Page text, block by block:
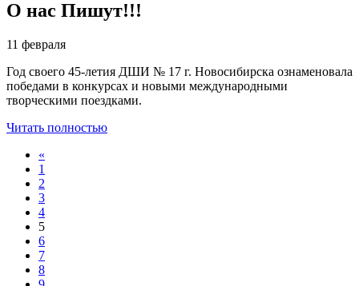
О нас Пишут!!!
11 февраля
Год своего 45-летия ДШИ № 17 г. Новосибирска ознаменовала
победами в конкурсах и новыми международными
творческими поездками.
Читать полностью
«
1
2
3
4
5
6
7
8